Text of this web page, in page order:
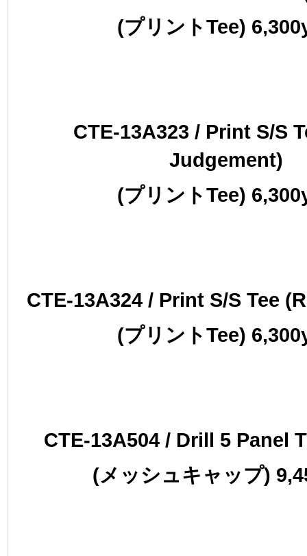
(プリントTee)
CTE-13A323 / Print S/S
Judgement)
(プリントTee)
CTE-13A324 / Print S/S Tee
(プリントTee)
CTE-13A504 / Drill 5 Panel
(メッシュキャップ)